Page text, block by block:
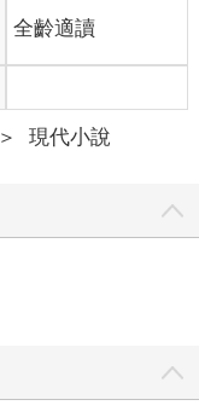
全齡適讀
＞ 現代小說